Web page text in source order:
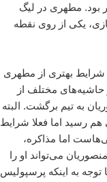
بود. مطهری در لیگ
جریان بازی، یکی از روی نقطه
بهتری از مطهری
مختلف از
به تیم برگشت. البته
تیم ملی هم رسید اما فعلا شرایط
اما مذاکره،
می‌تواند او را
توجه به اینکه پرسپولیس